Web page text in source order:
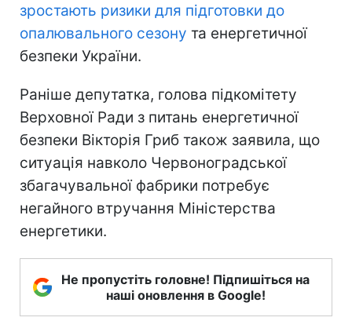
зростають ризики для підготовки до
опалювального сезону та енергетичної
безпеки України.
Раніше депутатка, голова підкомітету
Верховної Ради з питань енергетичної
безпеки Вікторія Гриб також заявила, що
ситуація навколо Червоноградської
збагачувальної фабрики потребує
негайного втручання Міністерства
енергетики.
Не пропустіть головне! Підпишіться на
наші оновлення в Google!